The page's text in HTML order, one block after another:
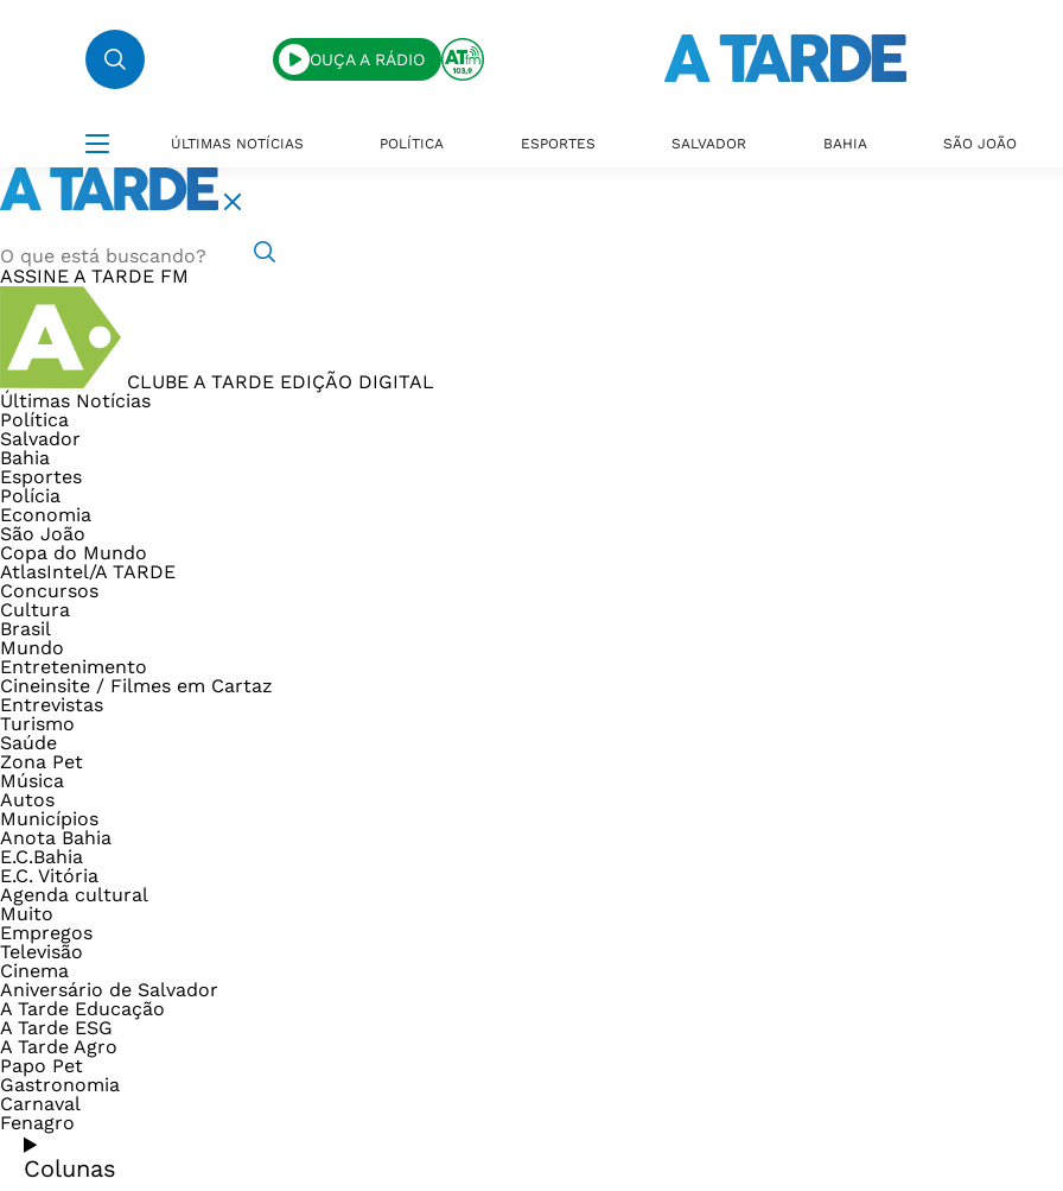
OUÇA A RÁDIO
ÚLTIMAS NOTÍCIAS POLÍTICA ESPORTES SALVADOR BAHIA SÃO JOÃO
ASSINE A TARDE FM
CLUBE A TARDE EDIÇÃO DIGITAL
Últimas Notícias
Política
Salvador
Bahia
Esportes
Polícia
Economia
São João
Copa do Mundo
AtlasIntel/A TARDE
Concursos
Cultura
Brasil
Mundo
Entretenimento
Cineinsite / Filmes em Cartaz
Entrevistas
Turismo
Saúde
Zona Pet
Música
Autos
Municípios
Anota Bahia
E.C.Bahia
E.C. Vitória
Agenda cultural
Muito
Empregos
Televisão
Cinema
Aniversário de Salvador
A Tarde Educação
A Tarde ESG
A Tarde Agro
Papo Pet
Gastronomia
Carnaval
Fenagro
Colunas